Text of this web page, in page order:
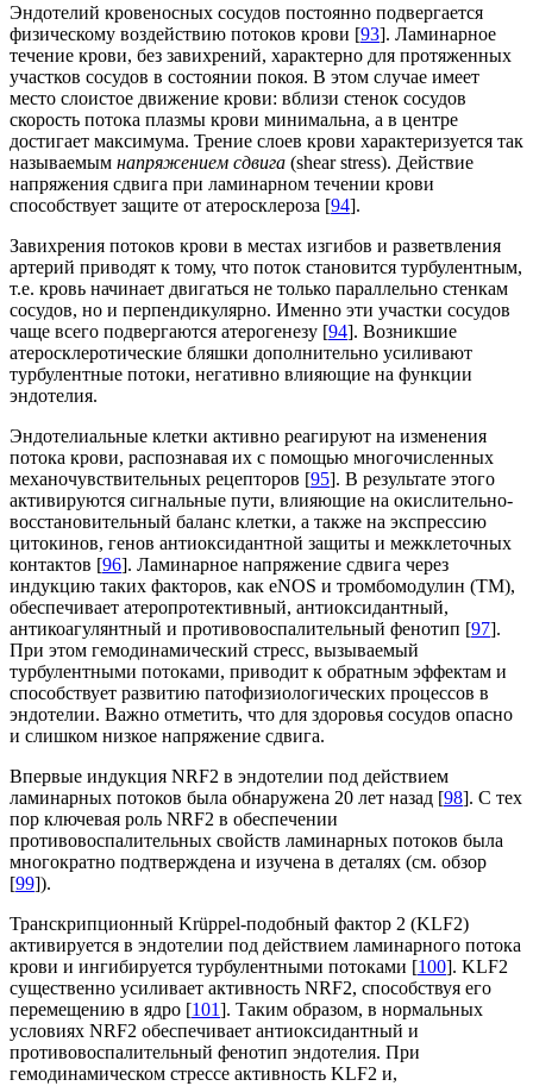
Эндотелий кровеносных сосудов постоянно подвергается
физическому воздействию потоков крови [93]. Ламинарное
течение крови, без завихрений, характерно для протяженных
участков сосудов в состоянии покоя. В этом случае имеет
место слоистое движение крови: вблизи стенок сосудов
скорость потока плазмы крови минимальна, а в центре
достигает максимума. Трение слоев крови характеризуется так
называемым напряжением сдвига (shear stress). Действие
напряжения сдвига при ламинарном течении крови
способствует защите от атеросклероза [94].
Завихрения потоков крови в местах изгибов и разветвления
артерий приводят к тому, что поток становится турбулентным,
т.е. кровь начинает двигаться не только параллельно стенкам
сосудов, но и перпендикулярно. Именно эти участки сосудов
чаще всего подвергаются атерогенезу [94]. Возникшие
атеросклеротические бляшки дополнительно усиливают
турбулентные потоки, негативно влияющие на функции
эндотелия.
Эндотелиальные клетки активно реагируют на изменения
потока крови, распознавая их с помощью многочисленных
механочувствительных рецепторов [95]. В результате этого
активируются сигнальные пути, влияющие на окислительно-
восстановительный баланс клетки, а также на экспрессию
цитокинов, генов антиоксидантной защиты и межклеточных
контактов [96]. Ламинарное напряжение сдвига через
индукцию таких факторов, как eNOS и тромбомодулин (ТМ),
обеспечивает атеропротективный, антиоксидантный,
антикоагулянтный и противовоспалительный фенотип [97].
При этом гемодинамический стресс, вызываемый
турбулентными потоками, приводит к обратным эффектам и
способствует развитию патофизиологических процессов в
эндотелии. Важно отметить, что для здоровья сосудов опасно
и слишком низкое напряжение сдвига.
Впервые индукция NRF2 в эндотелии под действием
ламинарных потоков была обнаружена 20 лет назад [98]. С тех
пор ключевая роль NRF2 в обеспечении
противовоспалительных свойств ламинарных потоков была
многократно подтверждена и изучена в деталях (см. обзор
[99]).
Транскрипционный Krüppel-подобный фактор 2 (KLF2)
активируется в эндотелии под действием ламинарного потока
крови и ингибируется турбулентными потоками [100]. KLF2
существенно усиливает активность NRF2, способствуя его
перемещению в ядро [101]. Таким образом, в нормальных
условиях NRF2 обеспечивает антиоксидантный и
противовоспалительный фенотип эндотелия. При
гемодинамическом стрессе активность KLF2 и,